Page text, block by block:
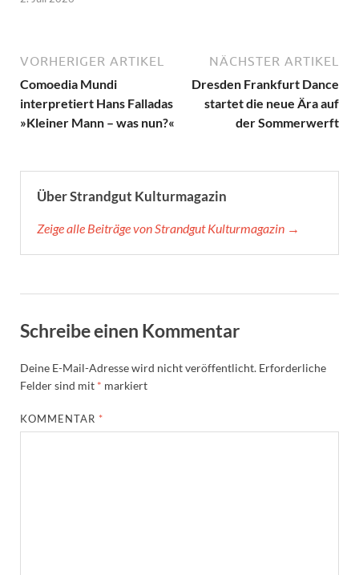
VORHERIGER ARTIKEL
Comoedia Mundi
interpretiert Hans Falladas
»Kleiner Mann – was nun?«
NÄCHSTER ARTIKEL
Dresden Frankfurt Dance
startet die neue Ära auf
der Sommerwerft
Über Strandgut Kulturmagazin
Zeige alle Beiträge von Strandgut Kulturmagazin →
Schreibe einen Kommentar
Deine E-Mail-Adresse wird nicht veröffentlicht. Erforderliche
Felder sind mit * markiert
KOMMENTAR *